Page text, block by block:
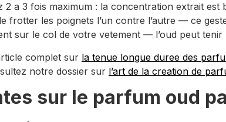
2 a 3 fois maximum : la concentration extrait est
frotter les poignets l’un contre l’autre — ce
sur le col de votre vetement — l’oud peut
complet sur la tenue longue duree des
notre dossier sur l’art de la creation de
sur le parfum oud